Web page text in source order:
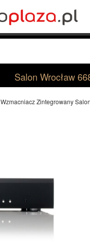
Salon Wrocław
Zintegrowany